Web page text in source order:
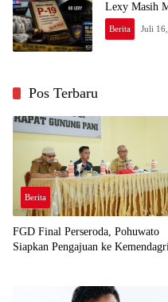
Lexy Masih
Berita Juli
Pos Terbaru
Berita
FGD Final Perseroda, Pohuwato
Siapkan Pengajuan ke Kemendagri